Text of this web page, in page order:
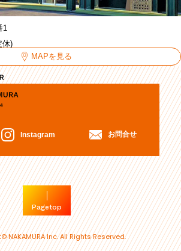
1
休)
MAPを見る
Instagram お問合せ
Pagetop
NAKAMURA Inc. All Rights Reserved.